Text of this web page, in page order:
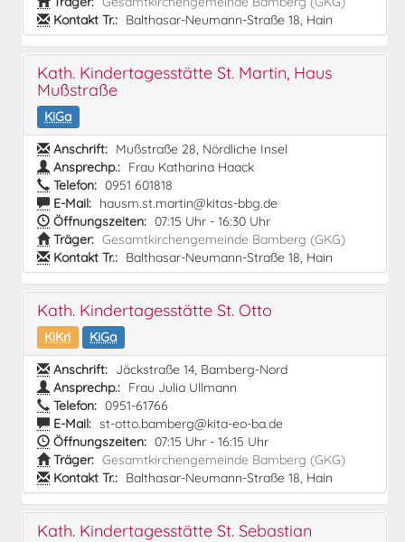
Kontakt Tr.: Balthasar-Neumann-Straße 18, Hain
Kath. Kindertagesstätte St. Martin, Haus
Mußstraße
KiGa
Anschrift: Mußstraße 28, Nördliche Insel
Ansprechp.: Frau Katharina Haack
Telefon: 0951 601818
E-Mail: hausm.st.martin@kitas-bbg.de
Öffnungszeiten: 07:15 Uhr - 16:30 Uhr
Träger: Gesamtkirchengemeinde Bamberg (GKG)
Kontakt Tr.: Balthasar-Neumann-Straße 18, Hain
Kath. Kindertagesstätte St. Otto
KiKri
KiGa
Anschrift: Jäckstraße 14, Bamberg-Nord
Ansprechp.: Frau Julia Ullmann
Telefon: 0951-61766
E-Mail: st-otto.bamberg@kita-eo-ba.de
Öffnungszeiten: 07:15 Uhr - 16:15 Uhr
Träger: Gesamtkirchengemeinde Bamberg (GKG)
Kontakt Tr.: Balthasar-Neumann-Straße 18, Hain
Kath. Kindertagesstätte St. Sebastian